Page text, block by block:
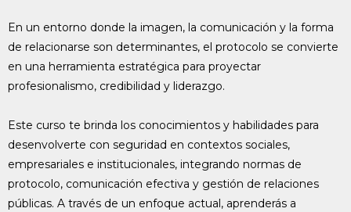
En un entorno donde la imagen, la comunicación y la forma
de relacionarse son determinantes, el protocolo se convierte
en una herramienta estratégica para proyectar
profesionalismo, credibilidad y liderazgo.
Este curso te brinda los conocimientos y habilidades para
desenvolverte con seguridad en contextos sociales,
empresariales e institucionales, integrando normas de
protocolo, comunicación efectiva y gestión de relaciones
públicas. A través de un enfoque actual, aprenderás a